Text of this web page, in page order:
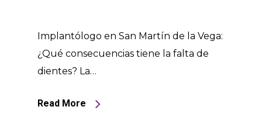
Implantólogo en San Martín de la Vega:
¿Qué consecuencias tiene la falta de
dientes? La…
Read More